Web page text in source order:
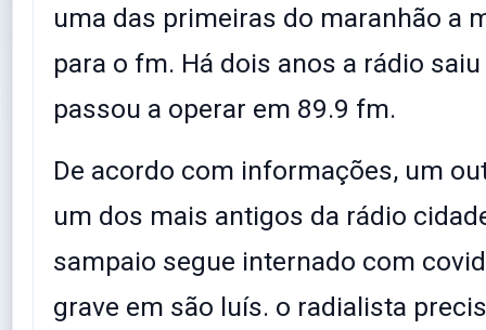
uma das primeiras do maranhão a
para o fm. Há dois anos a rádio
passou a operar em 89.9 fm.
De acordo com informações, um
um dos mais antigos da rádio
sampaio segue internado com
grave em são luís. o radialista